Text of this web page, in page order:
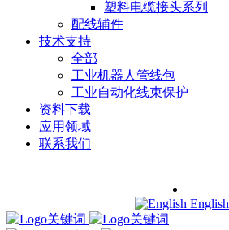
塑料电缆接头系列
配线辅件
技术支持
全部
工业机器人管线包
工业自动化线束保护
资料下载
应用领域
联系我们
English